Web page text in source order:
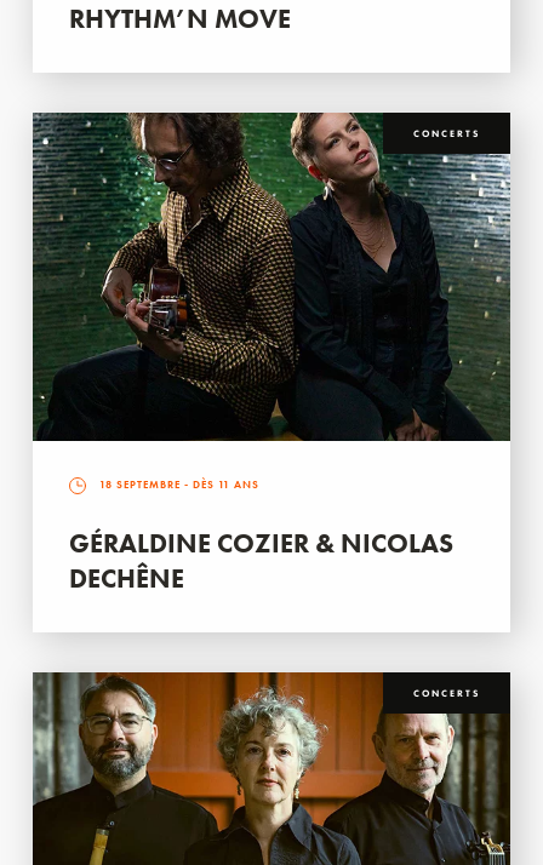
RHYTHM’N MOVE
CONCERTS
18 SEPTEMBRE - DÈS 11 ANS
GÉRALDINE COZIER & NICOLAS
DECHÊNE
CONCERTS